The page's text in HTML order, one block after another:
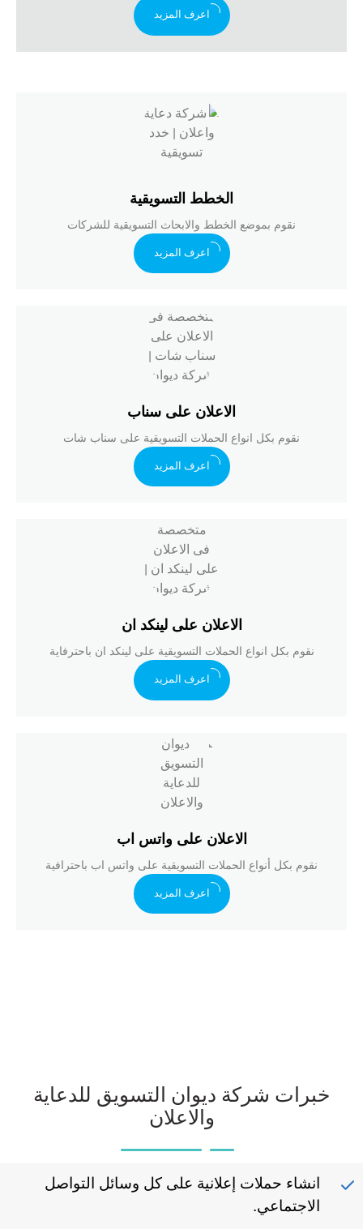
اعرف المزيد
الخطط التسويقية
نقوم بموضع الخطط والابحاث التسويقية للشركات
اعرف المزيد
الاعلان على سناب
نقوم بكل انواع الحملات التسويقية على سناب شات
اعرف المزيد
الاعلان على لينكد ان
نقوم بكل انواع الحملات التسويقية على لينكد ان باحترفاية
اعرف المزيد
الاعلان على واتس اب
نقوم بكل أنواع الحملات التسويقية على واتس اب باحترافية
اعرف المزيد
خبرات شركة ديوان التسويق للدعاية
والاعلان
انشاء حملات إعلانية على كل وسائل التواصل
الاجتماعي.